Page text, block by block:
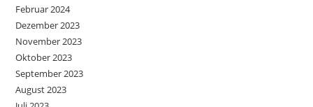
Februar 2024
Dezember 2023
November 2023
Oktober 2023
September 2023
August 2023